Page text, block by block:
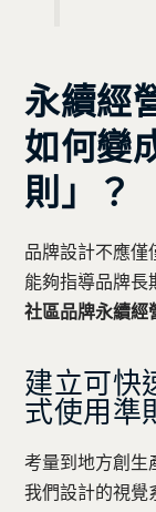
永續經
如何變
則」？
品牌設計不應僅
能夠指導品牌長
社區品牌永續經
建立可快
式使用準
考量到地方創生
我們設計的視覺